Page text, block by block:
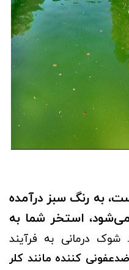
به رنگ سبز درآمده
استخر شما به
. شوک درمانی به فرآیند
کننده مانند کلر